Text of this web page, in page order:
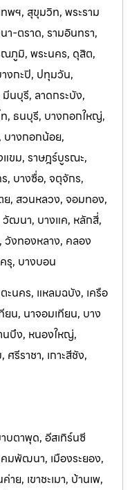
ทพฯ, สุขุมวิท, พระราม
า-ตราด, รามอินทรา,
ณภูมิ, พระนคร, ดุสิต,
งกะปิ, ปทุมวัน,
นบุรี, ลาดกระบัง,
, ธนบุรี, บางกอกใหญ่,
บางกอกน้อย,
ขม, ราษฎร์บูรณะ,
, บางซื่อ, จตุจักร,
ย, สวนหลวง, จอมทอง,
วัฒนา, บางแค, หลักสี่,
วังทองหลาง, คลอง
รุ, บางบอน
ะนคร, แหลมฉบัง, เครือ
น, นาจอมเทียน, บาง
นบึง, หนองใหญ่,
รีราชา, เกาะสีชัง,
บตาพุด, อีสเทิร์นซี
มพัฒนา, เมืองระยอง,
ย, เขาชะเมา, บ้านเพ,